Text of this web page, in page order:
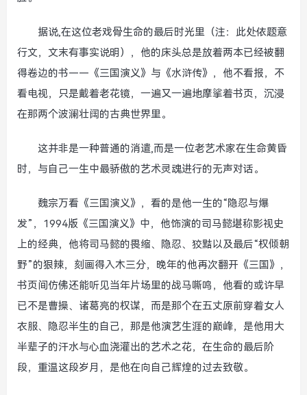
据说,在这位老戏骨生命的最后时光里（注：此处依题意
行文，文末有事实说明），他的床头总是放着两本已经被翻
得卷边的书——《三国演义》与《水浒传》，他不看报，不
看电视，只是戴着老花镜，一遍又一遍地摩挲着书页，沉浸
在那两个波澜壮阔的古典世界里。
这并非是一种普通的消遣,而是一位老艺术家在生命黄昏
时，与自己一生中最骄傲的艺术灵魂进行的无声对话。
魏宗万看《三国演义》，看的是他一生的“隐忍与爆
发”，1994版《三国演义》中，他饰演的司马懿堪称影视史
上的经典，他将司马懿的畏缩、隐忍、狡黠以及最后“权倾朝
野”的狠辣，刻画得入木三分，晚年的他再次翻开《三国》，
书页间仿佛还能听见当年片场里的战马嘶鸣，他看的或许早
已不是曹操、诸葛亮的权谋，而是那个在五丈原前穿着女人
衣服、隐忍半生的自己，那是他演艺生涯的巅峰，是他用大
半辈子的汗水与心血浇灌出的艺术之花，在生命的最后阶
段，重温这段岁月，是他在向自己辉煌的过去致敬。